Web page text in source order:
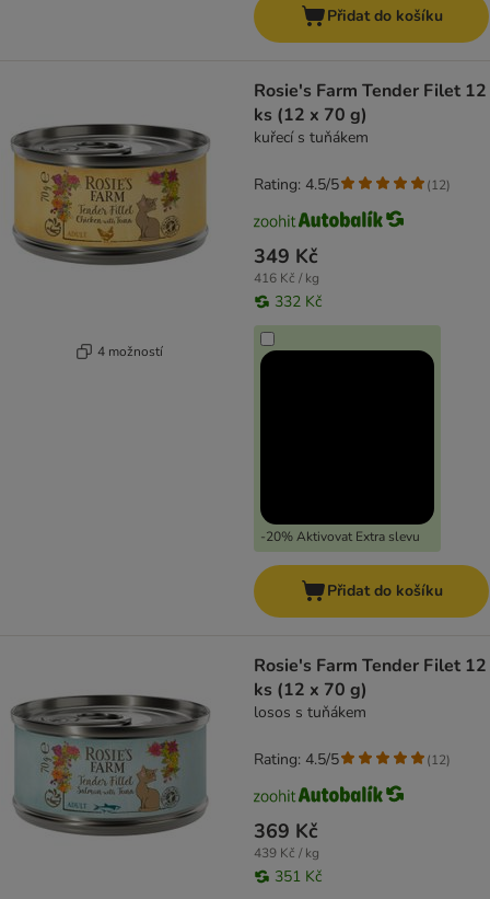
Přidat do košíku
4 možností
Rosie's Farm Tender Filet 12
ks (12 x 70 g)
kuřecí s tuňákem
349 Kč
416 Kč / kg
332 Kč
-20% Aktivovat Extra slevu
Rating: 4.5/5 (12)
Přidat do košíku
Rosie's Farm Tender Filet 12
ks (12 x 70 g)
losos s tuňákem
369 Kč
439 Kč / kg
351 Kč
Rating: 4.5/5 (12)